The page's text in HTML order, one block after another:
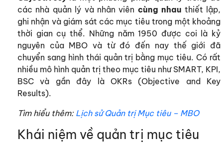
các nhà quản lý và nhân viên cùng nhau thiết lập,
ghi nhận và giám sát các mục tiêu trong một khoảng
thời gian cụ thể. Những năm 1950 được coi là kỷ
nguyên của MBO và từ đó đến nay thế giới đã
chuyển sang hình thái quản trị bằng mục tiêu. Có rất
nhiều mô hình quản trị theo mục tiêu như SMART, KPI,
BSC và gần đây là OKRs (Objective and Key
Results).
Tìm hiểu thêm: Lịch sử Quản trị Mục tiêu – MBO
Khái niệm về quản trị mục tiêu